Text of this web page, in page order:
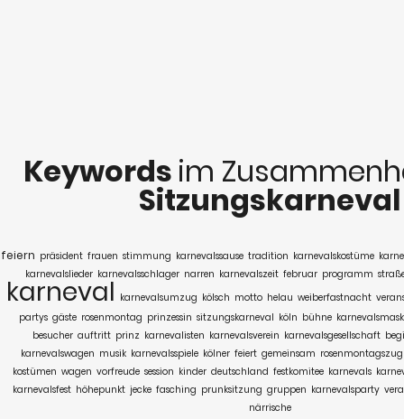
Keywords im
Sitzungskarneval
feiern präsident frauen stimmung karnevalssause tradition karnevalskostüme
karnevalslieder karnevalsschlager narren karnevalszeit februar programm
karneval karnevalsumzug kölsch motto helau weiberfastnacht
partys gäste rosenmontag prinzessin sitzungskarneval köln bühne
besucher auftritt prinz karnevalisten karnevalsverein karnevalsgesellschaft
karnevalswagen musik karnevalsspiele kölner feiert gemeinsam rosenmontagszug
kostümen wagen vorfreude session kinder deutschland festkomitee karnevals
karnevalsfest höhepunkt jecke fasching prunksitzung gruppen karnevalsparty
närrische